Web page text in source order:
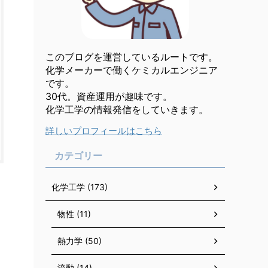
このブログを運営しているルートです。
化学メーカーで働くケミカルエンジニア
です。
30代。資産運用が趣味です。
化学工学の情報発信をしていきます。
詳しいプロフィールはこちら
カテゴリー
化学工学 (173)
物性 (11)
熱力学 (50)